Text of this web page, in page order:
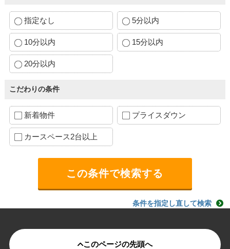
指定なし 5分以内
10分以内 15分以内
20分以内
こだわりの条件
新着物件 プライスダウン
カースペース2台以上
条件を指定し直して検索
このページの先頭へ